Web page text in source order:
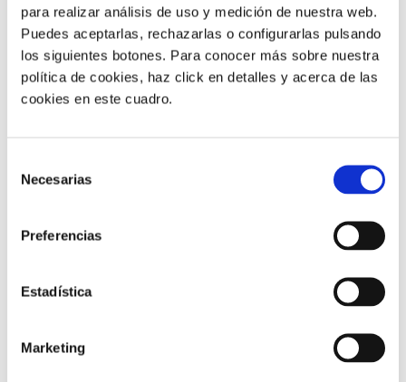
para realizar análisis de uso y medición de nuestra web.
Puedes aceptarlas, rechazarlas o configurarlas pulsando
los siguientes botones. Para conocer más sobre nuestra
política de cookies, haz click en detalles y acerca de las
cookies en este cuadro.
Necesarias
Preferencias
Estadística
Marketing
una experiencia de compra personalizada.
5.- Impulsar un servicio al cliente
instantáneo, omnicanal y personal
lealtad del cliente.
Los clientes eligen compañías que
ofrecen servicios en tiempo real, basados en la
omnicanalidad, personalizados y sin esfuerzo. Las
empresas cumplirán estas expectativas al permitir las
que los clientes esperan. Las empresas más exitosas
que les permitan comprender mejor al cliente y
establecer el estándar para un servicio proactivo.